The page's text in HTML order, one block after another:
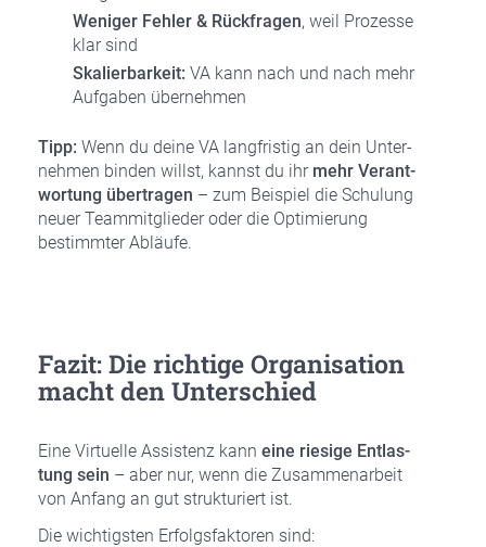
Weni­ger Feh­ler & Rück­fra­gen, weil Pro­zes­se
klar sind
Ska­lier­bar­keit: VA kann nach und nach mehr
Auf­ga­ben über­neh­men
Tipp: Wenn du dei­ne VA lang­fris­tig an dein Unter­
neh­men bin­den willst, kannst du ihr mehr Ver­ant­
wor­tung über­tra­gen – zum Bei­spiel die Schu­lung
neu­er Team­mit­glie­der oder die Opti­mie­rung
bestimm­ter Abläu­fe.
Fazit: Die rich­ti­ge Orga­ni­sa­ti­on
macht den Unter­schied
Eine Vir­tu­el­le Assis­tenz kann eine rie­si­ge Ent­las­
tung sein – aber nur, wenn die Zusam­men­ar­beit
von Anfang an gut struk­tu­riert ist.
Die wich­tigs­ten Erfolgs­fak­to­ren sind: